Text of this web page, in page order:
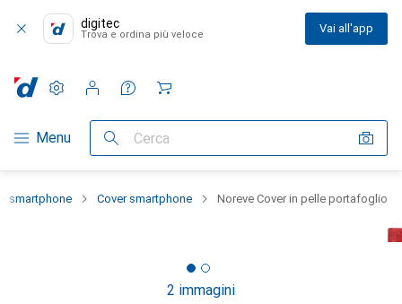
digitec
Trova e ordina più veloce Vai all'app
Categoria Navigazione
Menu Cerca
Impostazioni
Conto cliente
Liste di confronto
Liste dei desideri
Carrello
smartphone Cover smartphone Noreve Cover in pelle portafoglio
2 immagini